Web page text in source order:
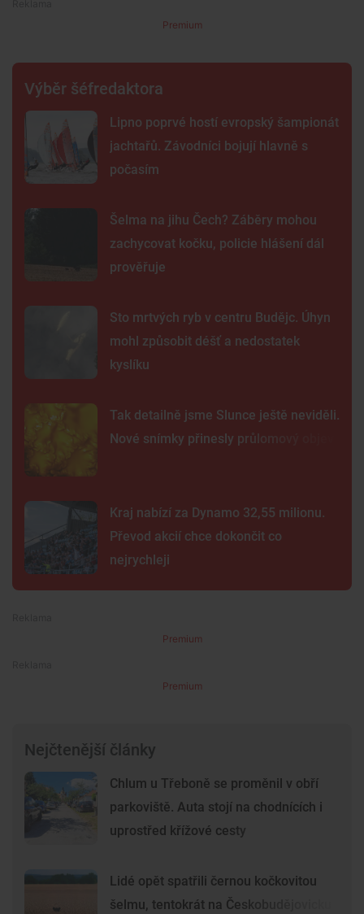
Premium
Výběr šéfredaktora
Lipno poprvé hostí evropský šampionát
jachtařů. Závodníci bojují hlavně s
počasím
Šelma na jihu Čech? Záběry mohou
zachycovat kočku, policie hlášení dál
prověřuje
Sto mrtvých ryb v centru Budějc. Úhyn
mohl způsobit déšť a nedostatek
kyslíku
Tak detailně jsme Slunce ještě neviděli.
Nové snímky přinesly průlomový objev
Kraj nabízí za Dynamo 32,55 milionu.
Převod akcií chce dokončit co
nejrychleji
Premium
Premium
Nejčtenější články
Chlum u Třeboně se proměnil v obří
parkoviště. Auta stojí na chodnících i
uprostřed křížové cesty
Lidé opět spatřili černou kočkovitou
šelmu, tentokrát na Českobudějovicku